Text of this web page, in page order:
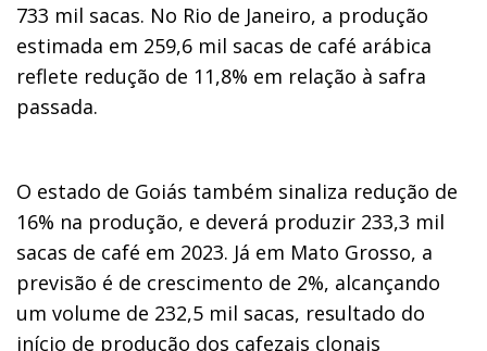
733 mil sacas. No Rio de Janeiro, a produção
estimada em 259,6 mil sacas de café arábica
reflete redução de 11,8% em relação à safra
passada.
O estado de Goiás também sinaliza redução de
16% na produção, e deverá produzir 233,3 mil
sacas de café em 2023. Já em Mato Grosso, a
previsão é de crescimento de 2%, alcançando
um volume de 232,5 mil sacas, resultado do
início de produção dos cafezais clonais